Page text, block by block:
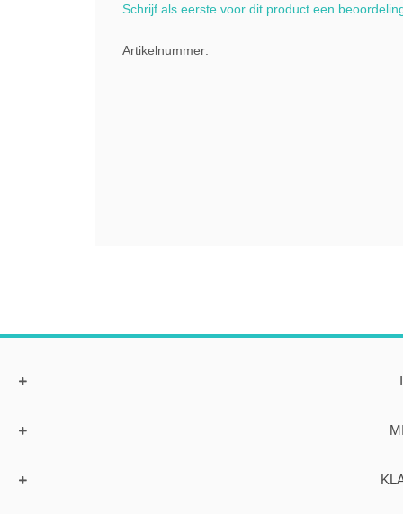
Schrijf als eerste voor dit product een
Artikelnummer: